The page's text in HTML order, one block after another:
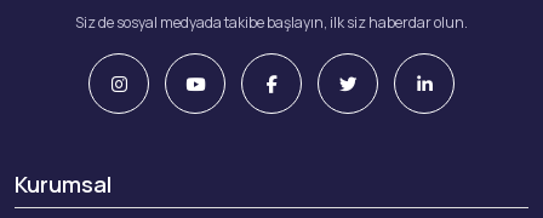
Siz de sosyal medyada takibe başlayın, ilk siz haberdar olun.
Kurumsal